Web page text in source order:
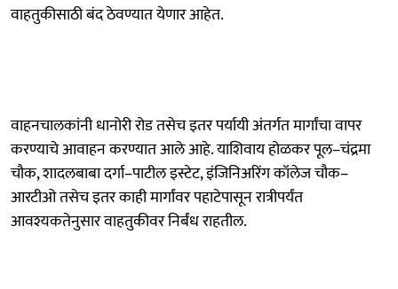
वाहतुकीसाठी बंद ठेवण्यात येणार आहेत.
वाहनचालकांनी धानोरी रोड तसेच इतर पर्यायी अंतर्गत मार्गांचा वापर
करण्याचे आवाहन करण्यात आले आहे. याशिवाय होळकर पूल–चंद्रमा
चौक, शादलबाबा दर्गा–पाटील इस्टेट, इंजिनिअरिंग कॉलेज चौक–
आरटीओ तसेच इतर काही मार्गांवर पहाटेपासून रात्रीपर्यंत
आवश्यकतेनुसार वाहतुकीवर निर्बंध राहतील.